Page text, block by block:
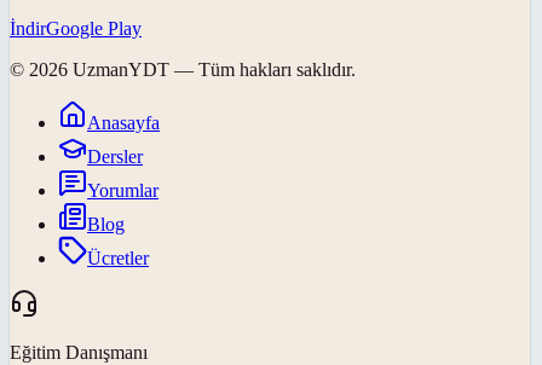
İndirGoogle Play
© 2026 UzmanYDT — Tüm hakları saklıdır.
Anasayfa
Dersler
Yorumlar
Blog
Ücretler
Eğitim Danışmanı